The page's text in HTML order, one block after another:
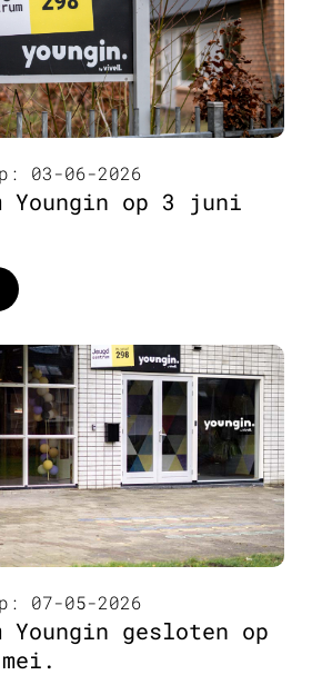
03-06-2026
Youngin op 3 juni
07-05-2026
Youngin gesloten op